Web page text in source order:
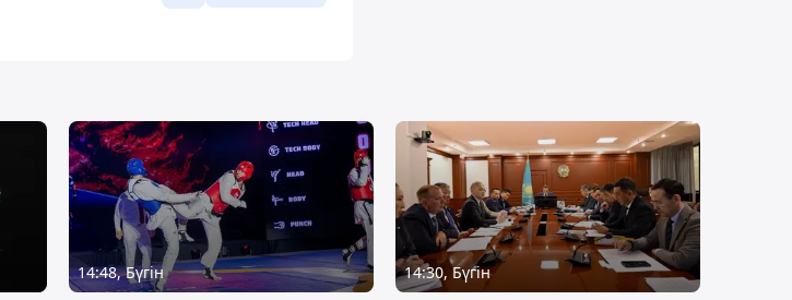
14:48, Бүгін 14:30, Бүгін